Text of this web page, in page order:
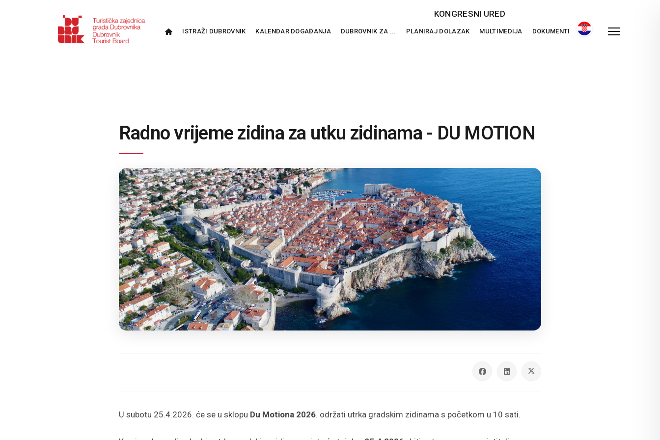
KONGRESNI URED
ISTRAŽI DUBROVNIK KALENDAR DOGAĐANJA DUBROVNIK ZA ... PLANIRAJ DOLAZAK MULTIMEDIJA DOKUMENTI
Radno vrijeme zidina za utku zidinama - DU MOTION
U subotu 25.4.2026. će se u sklopu Du Motiona 2026. održati utrka gradskim zidinama s početkom u 10 sati.